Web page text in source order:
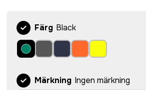
Färg Black
Märkning Ingen märkning